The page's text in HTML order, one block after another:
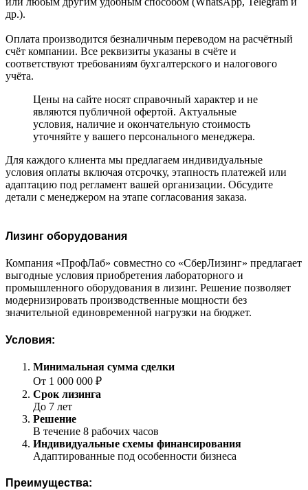
др.).
Оплата производится безналичным переводом на расчётный
счёт компании. Все реквизиты указаны в счёте и
соответствуют требованиям бухгалтерского и налогового
учёта.
Цены на сайте носят справочный характер и не
являются публичной офертой. Актуальные
условия, наличие и окончательную стоимость
уточняйте у вашего персонального менеджера.
Для каждого клиента мы предлагаем индивидуальные
условия оплаты включая отсрочку, этапность платежей или
адаптацию под регламент вашей организации. Обсудите
детали с менеджером на этапе согласования заказа.
Лизинг оборудования
Компания «ПрофЛаб» совместно со «СберЛизинг» предлагает
выгодные условия приобретения лабораторного и
промышленного оборудования в лизинг. Решение позволяет
модернизировать производственные мощности без
значительной единовременной нагрузки на бюджет.
Условия:
Минимальная сумма сделки
От 1 000 000 ₽
Срок лизинга
До 7 лет
Решение
В течение 8 рабочих часов
Индивидуальные схемы финансирования
Адаптированные под особенности бизнеса
Преимущества: